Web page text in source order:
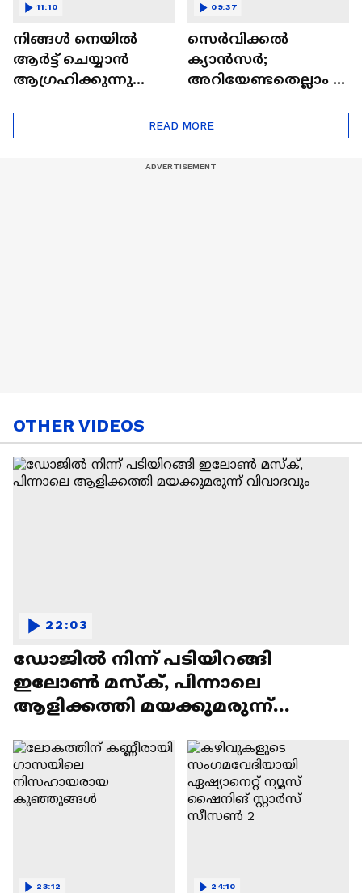
നിങ്ങൾ നെയിൽ
ആർട്ട് ചെയ്യാൻ
ആഗ്രഹിക്കുന്നുണ്ടോ
ട്രെൻഡിനെക്കുറിച്ച് |
Nail Art | Trends Cafe
11:10
സെർവിക്കൽ
ക്യാൻസർ;
അറിയേണ്ടതെല്ലാം |
Cancer
09:37
READ MORE
OTHER VIDEOS
ഡോജിൽ നിന്ന് പടിയിറങ്ങി
ഇലോൺ മസ്ക്, പിന്നാലെ
ആളിക്കത്തി മയക്കുമരുന്ന്
22:03
23:12 24:10